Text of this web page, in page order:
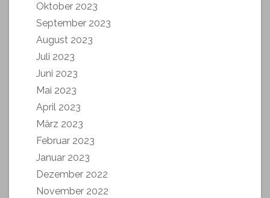
Oktober 2023
September 2023
August 2023
Juli 2023
Juni 2023
Mai 2023
April 2023
März 2023
Februar 2023
Januar 2023
Dezember 2022
November 2022